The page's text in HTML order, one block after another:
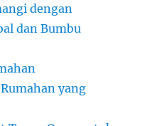
dengan
dan Bumbu
yang